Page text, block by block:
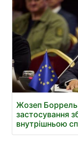
Жозеп
застосування
внутрішньою